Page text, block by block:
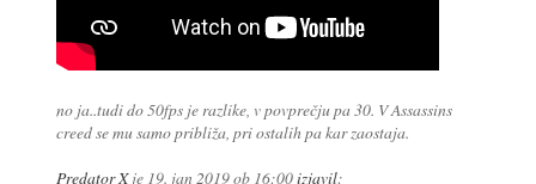
no ja..tudi do 50fps je razlike, v povprečju pa 30. V Assassins
creed se mu samo približa, pri ostalih pa kar zaostaja.
Predator Xje 19. jan 2019 ob 16:00izjavil: